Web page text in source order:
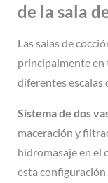
de la sala
Las salas de
principalmente en
diferentes escalas
Sistema de dos
maceración y
hidromasaje en el
esta configuración